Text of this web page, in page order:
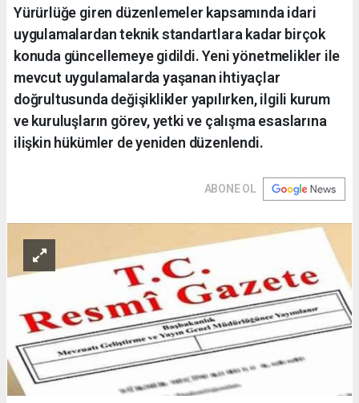
Yürürlüğe giren düzenlemeler kapsamında idari
uygulamalardan teknik standartlara kadar birçok
konuda güncellemeye gidildi. Yeni yönetmelikler ile
mevcut uygulamalarda yaşanan ihtiyaçlar
doğrultusunda değişiklikler yapılırken, ilgili kurum
ve kuruluşların görev, yetki ve çalışma esaslarına
ilişkin hükümler de yeniden düzenlendi.
ABONE OL